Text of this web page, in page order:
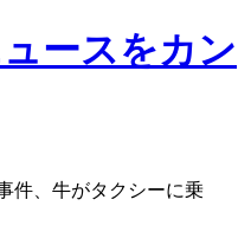
ースをカン
件、牛がタクシーに乗